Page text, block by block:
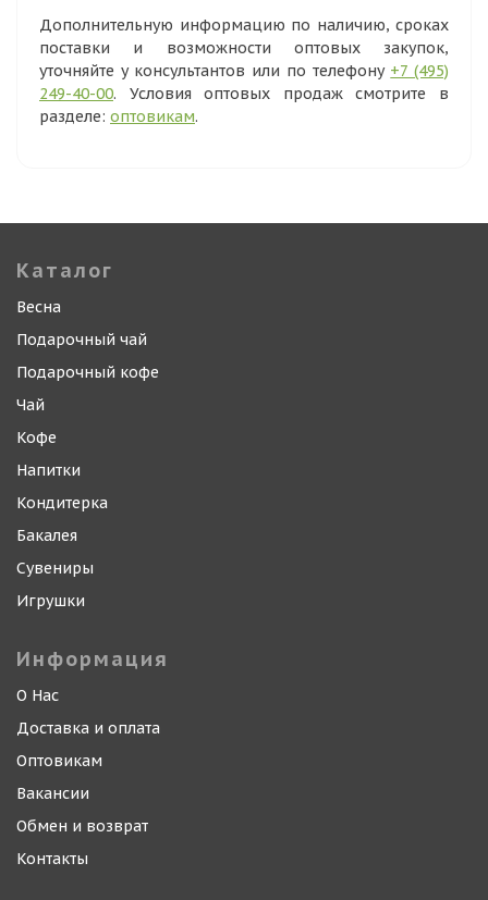
Дополнительную информацию по наличию, сроках
поставки и возможности оптовых закупок,
уточняйте у консультантов или по телефону +7 (495)
249-40-00. Условия оптовых продаж смотрите в
разделе: оптовикам.
Каталог
Весна
Подарочный чай
Подарочный кофе
Чай
Кофе
Напитки
Кондитерка
Бакалея
Сувениры
Игрушки
Информация
О Нас
Доставка и оплата
Оптовикам
Вакансии
Обмен и возврат
Контакты